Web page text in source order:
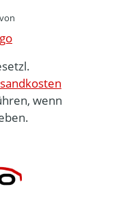
wenn